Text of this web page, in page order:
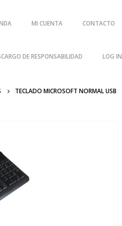
MI CUENTA CONTACTO
DE RESPONSABILIDAD LOG IN
TECLADO MICROSOFT NORMAL USB